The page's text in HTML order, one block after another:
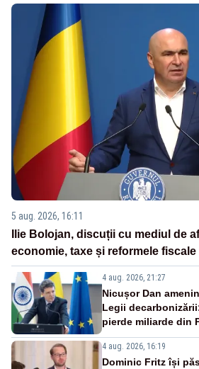
5 aug. 2026, 16:11
Ilie Bolojan, discuții cu mediul de
economie, taxe și reformele fiscale
4 aug. 2026, 21:27
Nicușor Dan
Legii
pierde miliarde din
4 aug. 2026, 16:19
Dominic Fritz își